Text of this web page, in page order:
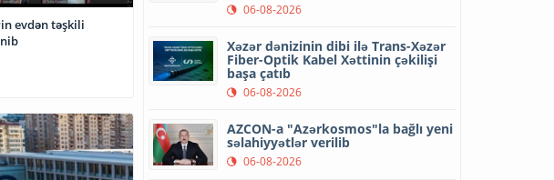
evdən təşkili
06-08-2026
Xəzər dənizinin dibi ilə Trans-Xəzər
Fiber-Optik Kabel Xəttinin çəkilişi
başa çatıb
06-08-2026
AZCON-a "Azərkosmos"la bağlı yeni
səlahiyyətlər verilib
06-08-2026